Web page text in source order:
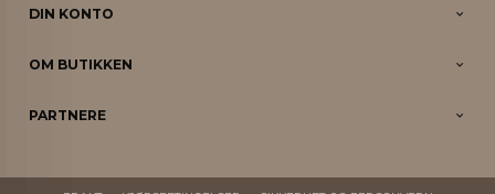
DIN KONTO
OM BUTIKKEN
PARTNERE